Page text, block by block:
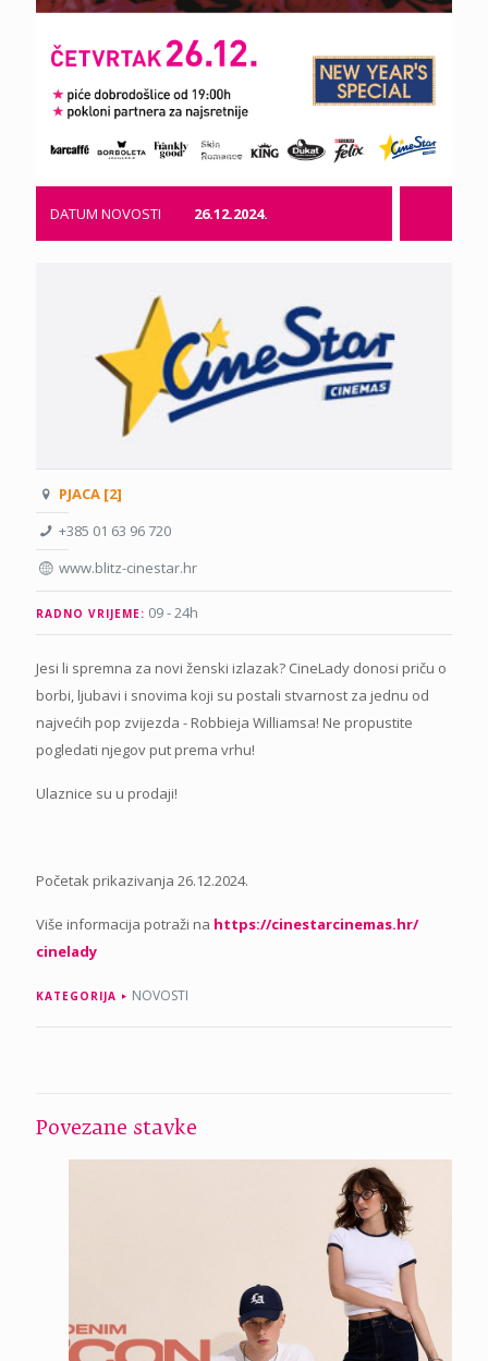
DATUM NOVOSTI 26.12.2024.
PJACA [2]
+385 01 63 96 720
www.blitz-cinestar.hr
RADNO VRIJEME: 09 - 24h
Jesi li spremna za novi ženski izlazak? CineLady donosi priču o
borbi, ljubavi i snovima koji su postali stvarnost za jednu od
najvećih pop zvijezda - Robbieja Williamsa! Ne propustite
pogledati njegov put prema vrhu!
Ulaznice su u prodaji!
Početak prikazivanja 26.12.2024.
Više informacija potraži na https://cinestarcinemas.hr/
cinelady
KATEGORIJA NOVOSTI
Povezane stavke